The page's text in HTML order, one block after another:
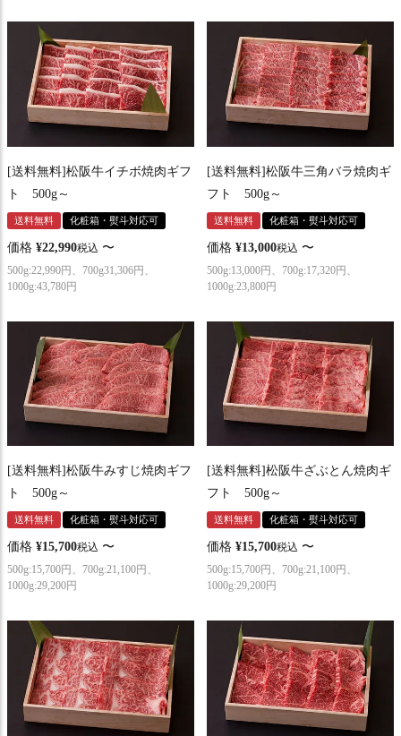
[送料無料]松阪牛イチボ焼肉ギフ
ト 500g～
送料無料 化粧箱・熨斗対応可
価格 ¥22,990税込 〜
500g:22,990円、700g31,306円、
1000g:43,780円
[送料無料]松阪牛三角バラ焼肉ギ
フト 500g～
送料無料 化粧箱・熨斗対応可
価格 ¥13,000税込 〜
500g:13,000円、700g:17,320円、
1000g:23,800円
[送料無料]松阪牛みすじ焼肉ギフ
ト 500g～
送料無料 化粧箱・熨斗対応可
価格 ¥15,700税込 〜
500g:15,700円、700g:21,100円、
1000g:29,200円
[送料無料]松阪牛ざぶとん焼肉ギ
フト 500g～
送料無料 化粧箱・熨斗対応可
価格 ¥15,700税込 〜
500g:15,700円、700g:21,100円、
1000g:29,200円